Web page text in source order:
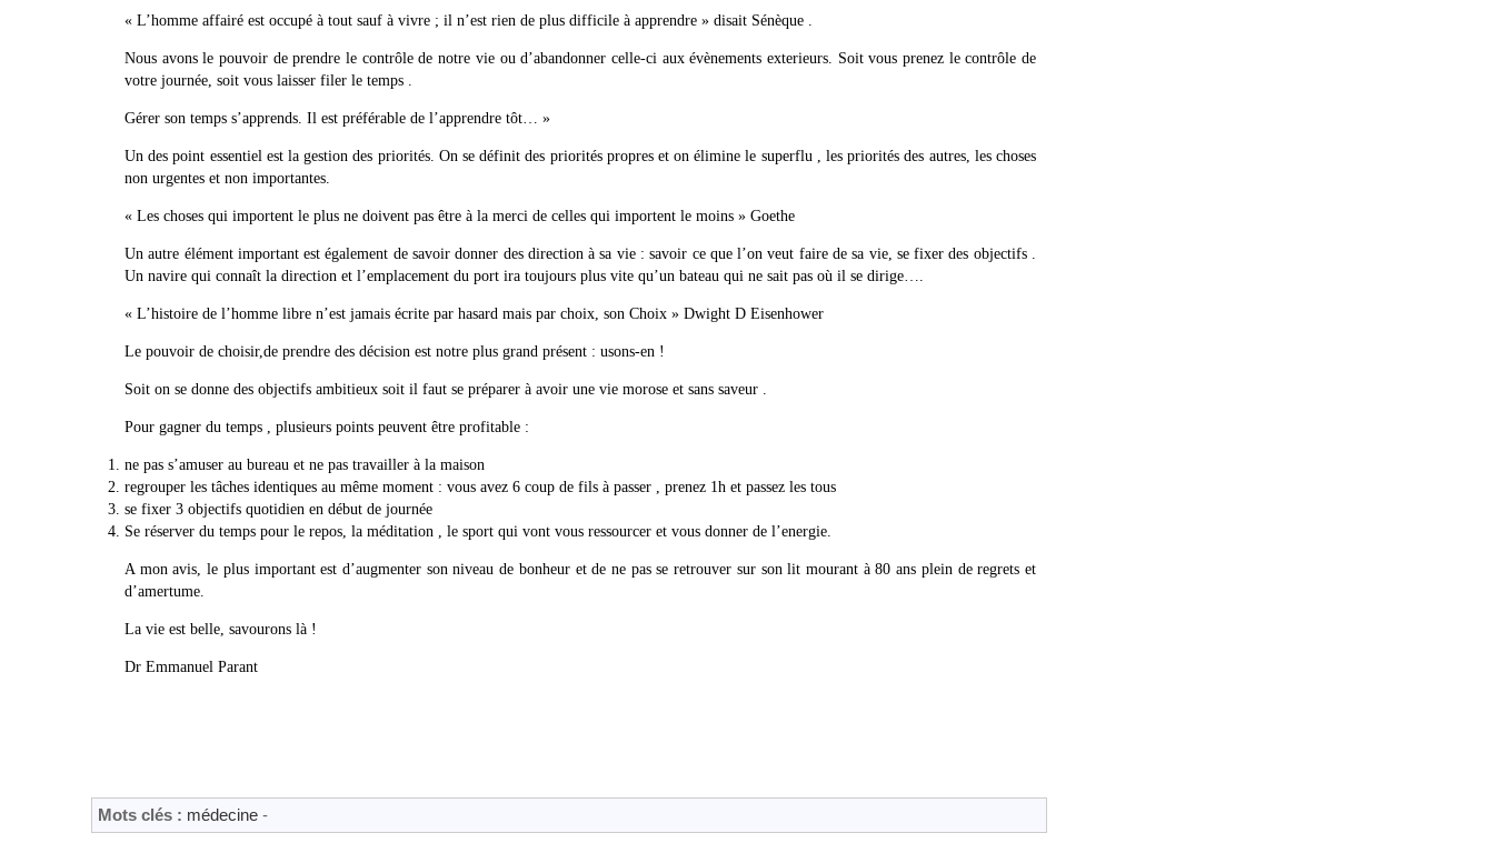
« L’homme affairé est occupé à tout sauf à vivre ; il n’est rien de plus difficile à apprendre » disait Sénèque .
Nous avons le pouvoir de prendre le contrôle de notre vie ou d’abandonner celle-ci aux évènements exterieurs. Soit vous prenez le contrôle de
votre journée, soit vous laisser filer le temps .
Gérer son temps s’apprends. Il est préférable de l’apprendre tôt… »
Un des point essentiel est la gestion des priorités. On se définit des priorités propres et on élimine le superflu , les priorités des autres, les choses
non urgentes et non importantes.
« Les choses qui importent le plus ne doivent pas être à la merci de celles qui importent le moins » Goethe
Un autre élément important est également de savoir donner des direction à sa vie : savoir ce que l’on veut faire de sa vie, se fixer des objectifs .
Un navire qui connaît la direction et l’emplacement du port ira toujours plus vite qu’un bateau qui ne sait pas où il se dirige….
« L’histoire de l’homme libre n’est jamais écrite par hasard mais par choix, son Choix » Dwight D Eisenhower
Le pouvoir de choisir,de prendre des décision est notre plus grand présent : usons-en !
Soit on se donne des objectifs ambitieux soit il faut se préparer à avoir une vie morose et sans saveur .
Pour gagner du temps , plusieurs points peuvent être profitable :
ne pas s’amuser au bureau et ne pas travailler à la maison
regrouper les tâches identiques au même moment : vous avez 6 coup de fils à passer , prenez 1h et passez les tous
se fixer 3 objectifs quotidien en début de journée
Se réserver du temps pour le repos, la méditation , le sport qui vont vous ressourcer et vous donner de l’energie.
A mon avis, le plus important est d’augmenter son niveau de bonheur et de ne pas se retrouver sur son lit mourant à 80 ans plein de regrets et
d’amertume.
La vie est belle, savourons là !
Dr Emmanuel Parant
Mots clés : médecine -